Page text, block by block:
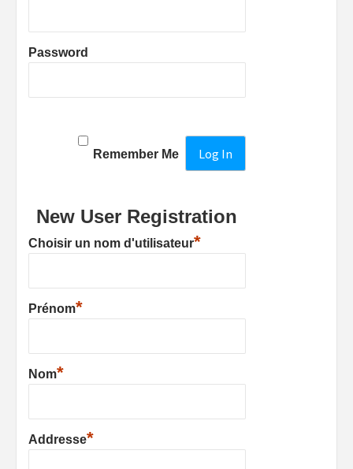
Password
Remember Me
New User Registration
Choisir un nom d'utilisateur*
Prénom*
Nom*
Addresse*